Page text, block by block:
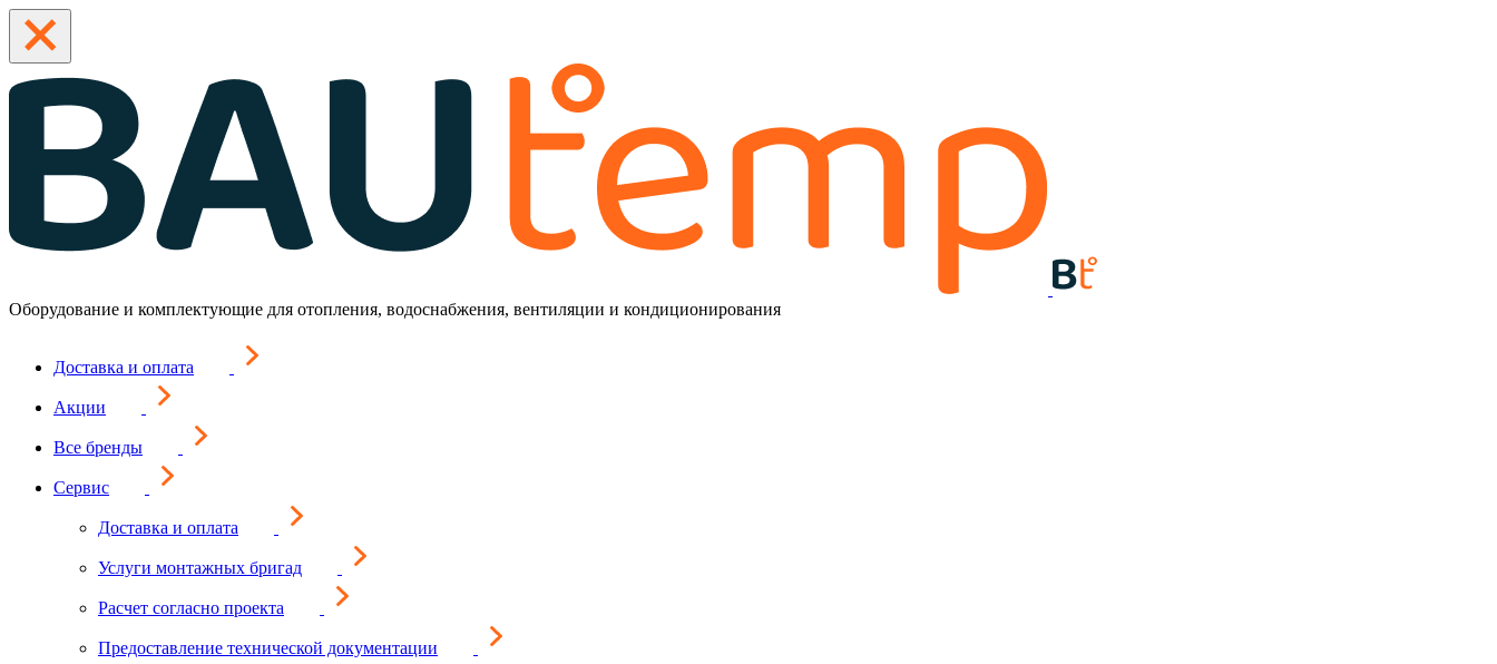
Оборудование и комплектующие для отопления, водоснабжения, вентиляции и кондиционирования
Доставка и оплата
Акции
Все бренды
Сервис
Доставка и оплата
Услуги монтажных бригад
Расчет согласно проекта
Предоставление технической документации